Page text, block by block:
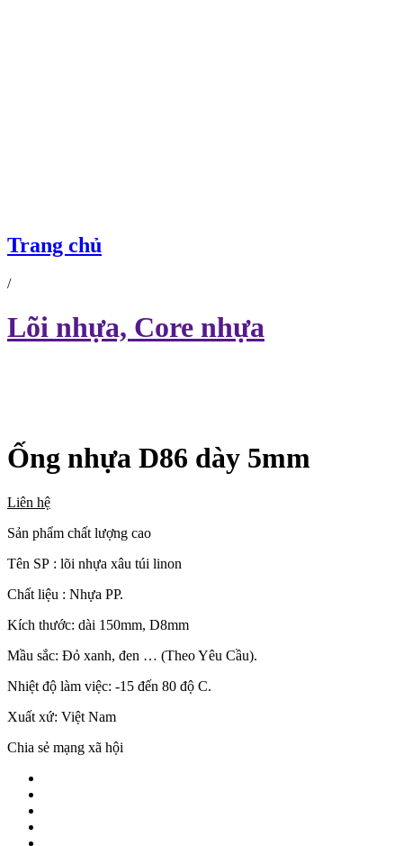
Trang chủ
/
Lõi nhựa, Core nhựa
Ống nhựa D86 dày 5mm
Liên hệ
Sản phẩm chất lượng cao
Tên SP : lõi nhựa xâu túi linon
Chất liệu : Nhựa PP.
Kích thước: dài 150mm, D8mm
Mầu sắc: Đỏ xanh, đen … (Theo Yêu Cầu).
Nhiệt độ làm việc: -15 đến 80 độ C.
Xuất xứ: Việt Nam
Chia sẻ mạng xã hội